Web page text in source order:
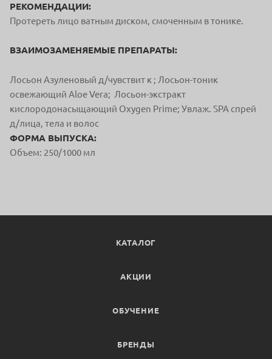
РЕКОМЕНДАЦИИ:
Протереть лицо ватным диском, смоченным в тонике.
ВЗАИМОЗАМЕНЯЕМЫЕ ПРЕПАРАТЫ:
Лосьон Азуленовый д/чувствит к ; Лосьон-тоник
освежающий Aloe Vera; Лосьон-экстракт
кислородонасыщающий Oxygen Prime; Увлаж. SPA спрей
д/лица, тела и волос
ФОРМА ВЫПУСКА:
Объем: 250/1000 мл
КАТАЛОГ
АКЦИИ
ОБУЧЕНИЕ
БРЕНДЫ